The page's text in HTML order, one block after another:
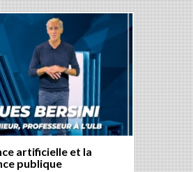
artificielle et la
publique